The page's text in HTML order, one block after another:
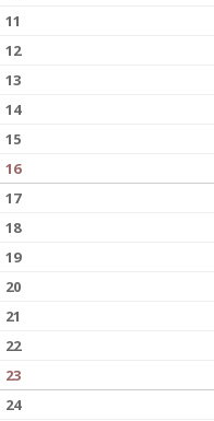
11
12
13
14
15
16
17
18
19
20
21
22
23
24